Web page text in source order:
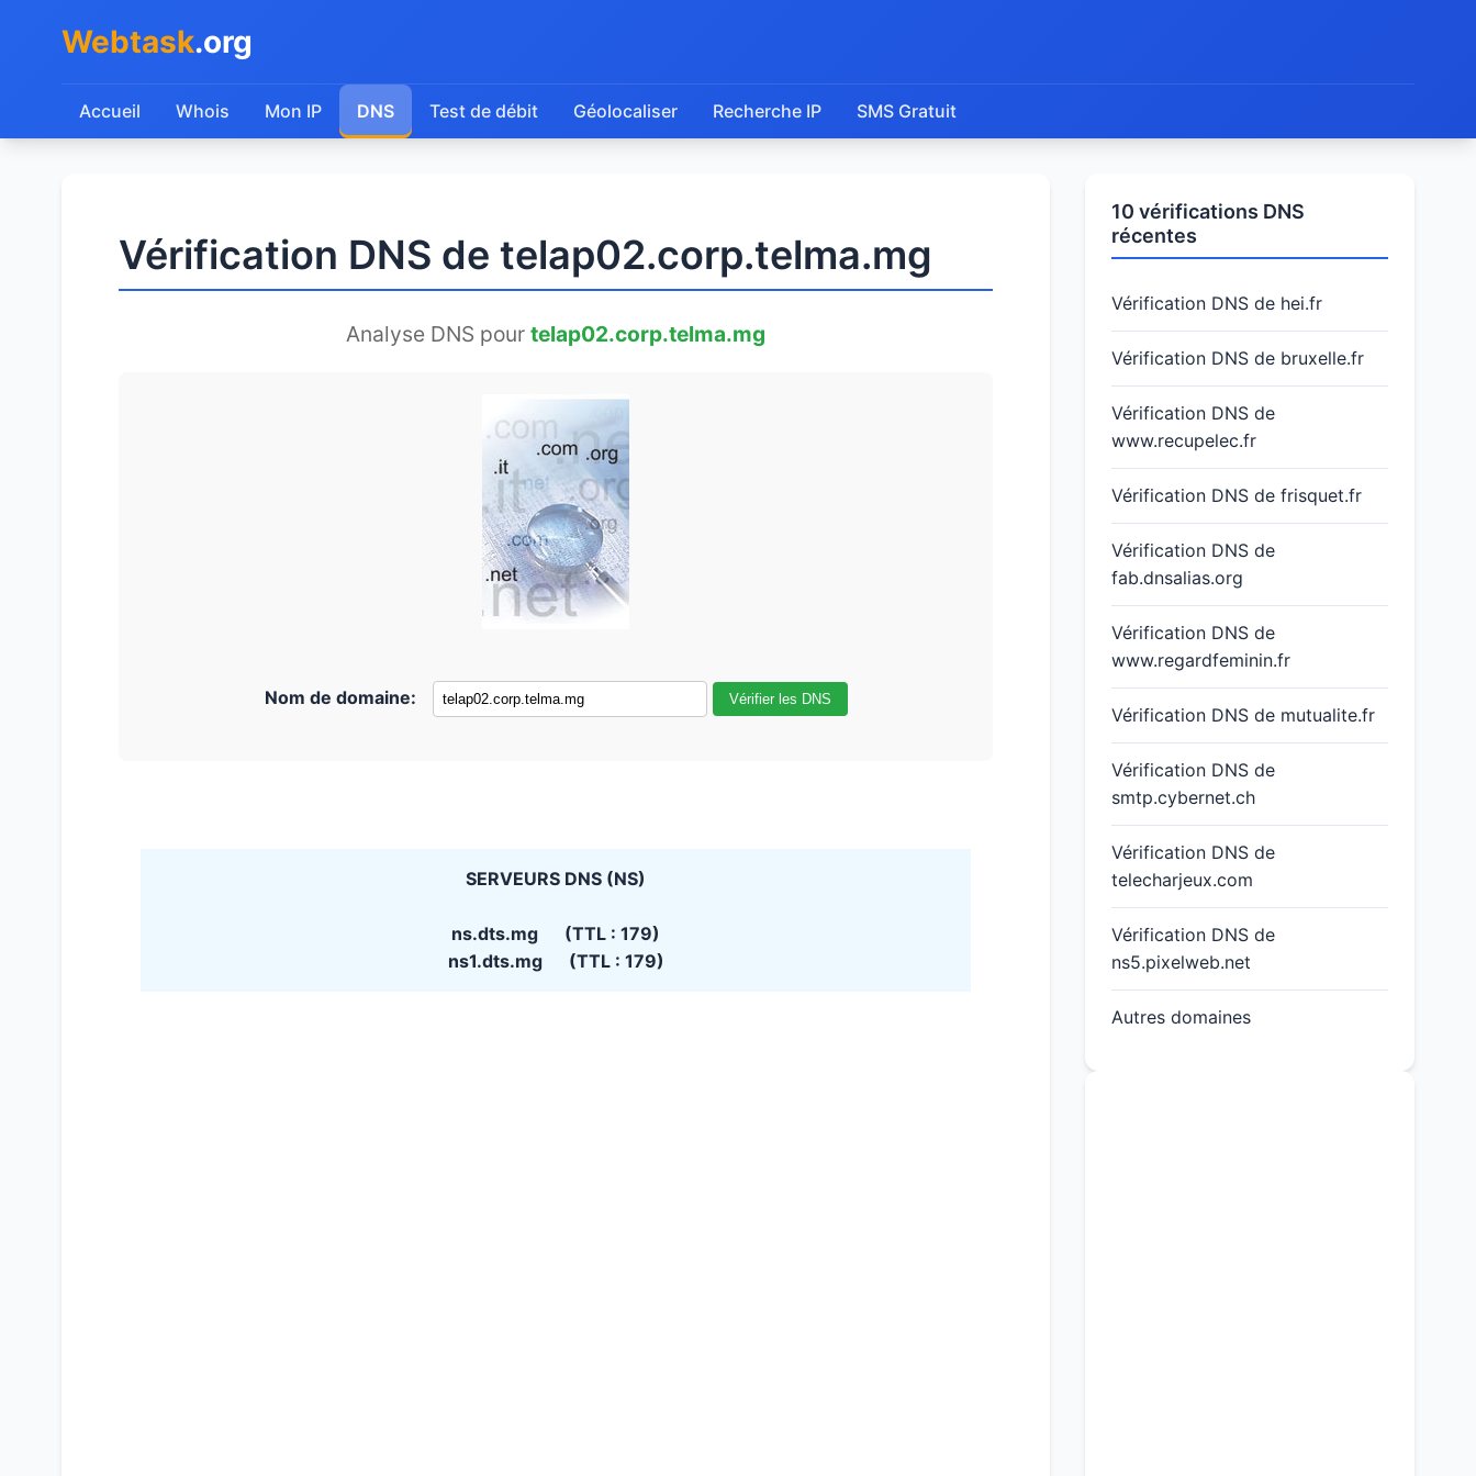
Webtask.org
Accueil Whois Mon IP DNS Test de débit Géolocaliser Recherche IP SMS Gratuit
Vérification DNS de telap02.corp.telma.mg
Analyse DNS pour telap02.corp.telma.mg
Nom de domaine: Vérifier les DNS
SERVEURS DNS (NS)
ns.dts.mg (TTL : 179)
ns1.dts.mg (TTL : 179)
10 vérifications DNS
récentes
Vérification DNS de hei.fr
Vérification DNS de bruxelle.fr
Vérification DNS de
www.recupelec.fr
Vérification DNS de frisquet.fr
Vérification DNS de
fab.dnsalias.org
Vérification DNS de
www.regardfeminin.fr
Vérification DNS de mutualite.fr
Vérification DNS de
smtp.cybernet.ch
Vérification DNS de
telecharjeux.com
Vérification DNS de
ns5.pixelweb.net
Autres domaines